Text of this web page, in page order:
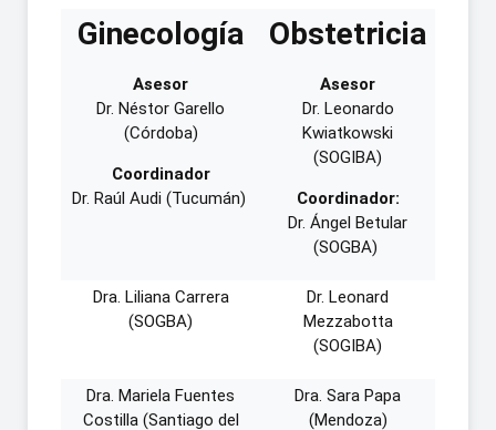
Ginecología
Asesor
Dr. Néstor Garello
(Córdoba)
Coordinador
Dr. Raúl Audi (Tucumán)
Obstetricia
Asesor
Dr. Leonardo
Kwiatkowski
(SOGIBA)
Coordinador:
Dr. Ángel Betular
(SOGBA)
Dra. Liliana Carrera
(SOGBA)
Dr. Leonard
Mezzabotta
(SOGIBA)
Dra. Mariela Fuentes
Costilla (Santiago del
Dra. Sara Papa
(Mendoza)